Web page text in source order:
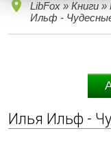
LibFox » Книги »
Ильф -
Илья Ильф -